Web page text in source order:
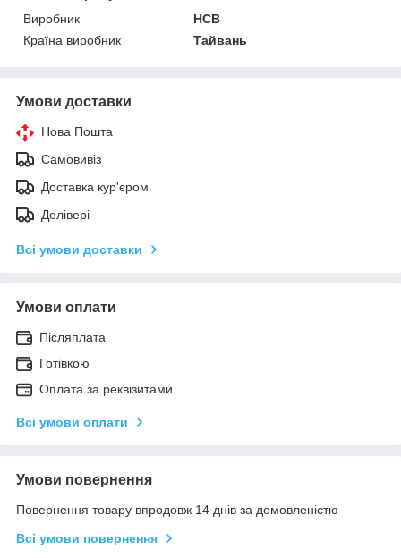
Виробник
HCB
Країна виробник
Тайвань
Умови доставки
Нова Пошта
Самовивіз
Доставка кур'єром
Делівері
Всі умови доставки
Умови оплати
Післяплата
Готівкою
Оплата за реквізитами
Всі умови оплати
Умови повернення
Повернення товару впродовж 14 днів за домовленістю
Всі умови повернення